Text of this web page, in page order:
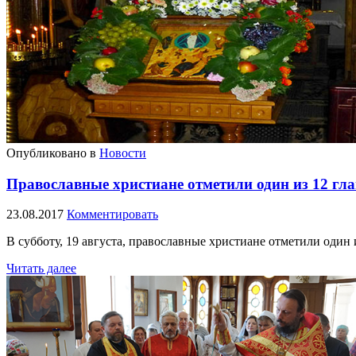
Опубликовано в Новости
Православные христиане отметили один из 12
23.08.2017 Комментировать
В субботу, 19 августа, православные христиане отметили
Читать далее